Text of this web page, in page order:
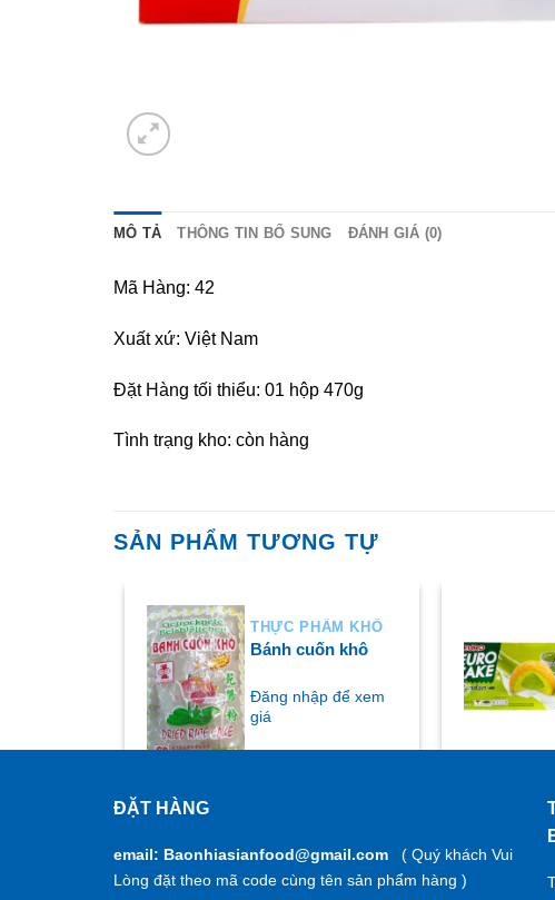
MÔ TẢ THÔNG TIN BỔ SUNG ĐÁNH GIÁ (0)
Mã Hàng: 42
Xuất xứ: Việt Nam
Đặt Hàng tối thiểu: 01 hộp 470g
Tình trạng kho: còn hàng
SẢN PHẨM TƯƠNG TỰ
THỰC PHẨM KHÔ
Bánh cuốn khô
Đăng nhập để xem
giá
MUA
ĐẶT HÀNG
email: Baonhiasianfood@gmail.com ( Quý khách Vui
Lòng đặt theo mã code cùng tên sản phẩm hàng )